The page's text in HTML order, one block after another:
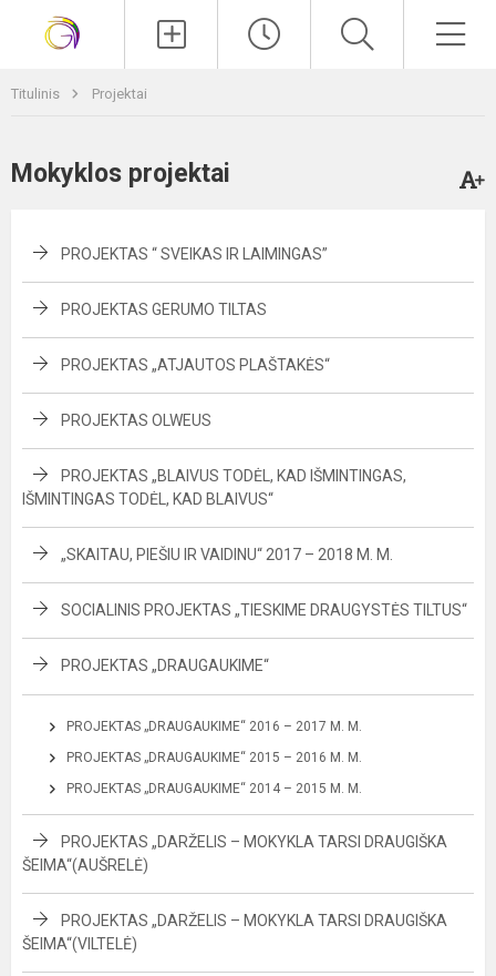
Titulinis Projektai
Mokyklos projektai
PROJEKTAS “ SVEIKAS IR LAIMINGAS”
PROJEKTAS GERUMO TILTAS
PROJEKTAS „ATJAUTOS PLAŠTAKĖS“
PROJEKTAS OLWEUS
PROJEKTAS „BLAIVUS TODĖL, KAD IŠMINTINGAS,
IŠMINTINGAS TODĖL, KAD BLAIVUS“
„SKAITAU, PIEŠIU IR VAIDINU“ 2017 – 2018 M. M.
SOCIALINIS PROJEKTAS „TIESKIME DRAUGYSTĖS TILTUS“
PROJEKTAS „DRAUGAUKIME“
PROJEKTAS „DRAUGAUKIME“ 2016 – 2017 M. M.
PROJEKTAS „DRAUGAUKIME“ 2015 – 2016 M. M.
PROJEKTAS „DRAUGAUKIME“ 2014 – 2015 M. M.
PROJEKTAS „DARŽELIS – MOKYKLA TARSI DRAUGIŠKA
ŠEIMA“(AUŠRELĖ)
PROJEKTAS „DARŽELIS – MOKYKLA TARSI DRAUGIŠKA
ŠEIMA“(VILTELĖ)